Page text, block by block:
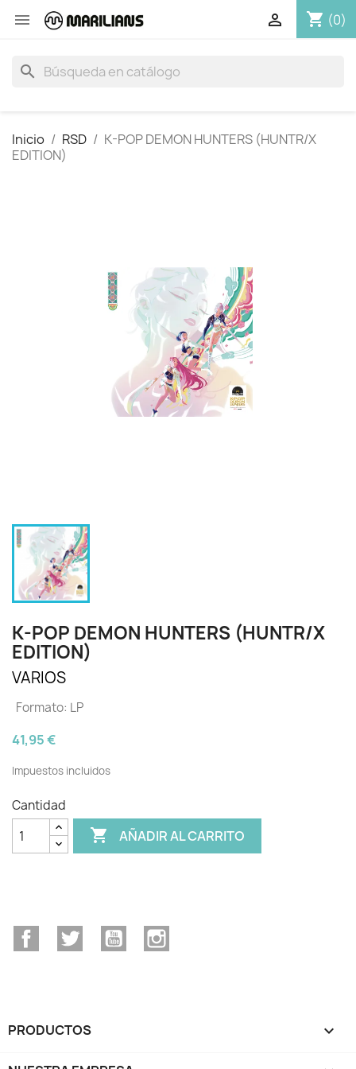
 shopping_cart (0)

search
Inicio RSD
K-POP DEMON HUNTERS (HUNTR/X
EDITION)
K-POP DEMON HUNTERS (HUNTR/X
EDITION)
VARIOS
Formato: LP
41,95 €
Impuestos incluidos
Cantidad
 AÑADIR AL CARRITO
FacebookTwitter YouTube
PRODUCTOS 